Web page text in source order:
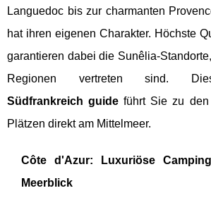
Languedoc bis zur charmanten
hat ihren eigenen Charakter. Höchste
garantieren dabei die Sunêlia-
Regionen vertreten sind.
Südfrankreich guide führt Sie zu den
Plätzen direkt am Mittelmeer.
Côte d'Azur: Luxuriöse
Meerblick